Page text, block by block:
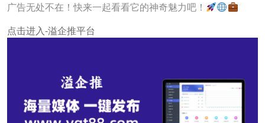
广告无处不在！快来一起看看它的神奇魅力吧！
点击进入-溢企推平台